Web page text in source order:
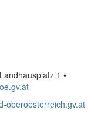
1 •
oberoesterreich.gv.at